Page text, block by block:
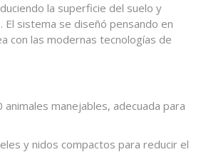
la superficie del suelo y
sistema se diseñó pensando en
con las modernas tecnologías de
animales manejables, adecuada para
y nidos compactos para reducir el